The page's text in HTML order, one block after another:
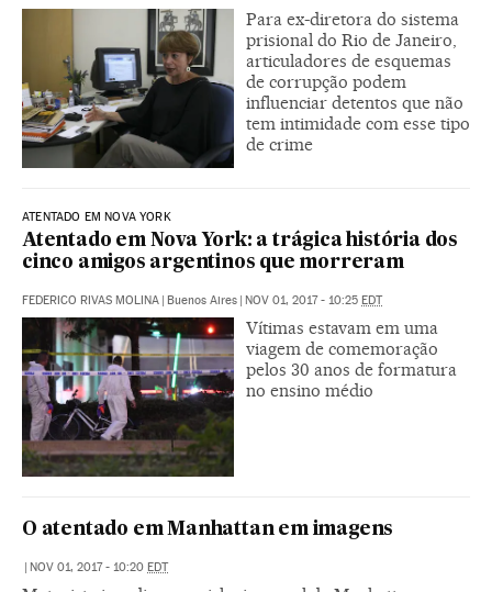
Para ex-diretora do sistema
prisional do Rio de Janeiro,
articuladores de esquemas
de corrupção podem
influenciar detentos que não
tem intimidade com esse tipo
de crime
ATENTADO EM NOVA YORK
Atentado em Nova York: a trágica história dos
cinco amigos argentinos que morreram
FEDERICO RIVAS MOLINA | Buenos Aires | NOV 01, 2017 - 10:25 EDT
Vítimas estavam em uma
viagem de comemoração
pelos 30 anos de formatura
no ensino médio
O atentado em Manhattan em imagens
| NOV 01, 2017 - 10:20 EDT